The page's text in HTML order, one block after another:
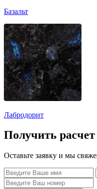
Базальт
Лабродорит
Получить
Оставьте заявку и мы